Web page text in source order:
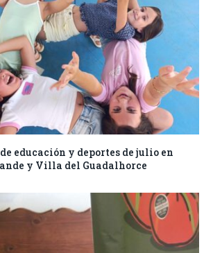
educación y deportes de julio en
y Villa del Guadalhorce